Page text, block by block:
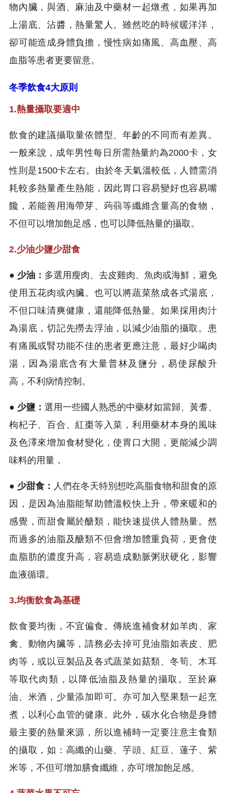
物內臟，與酒、麻油及中藥材一起燉煮，如果再加
上湯底、沾醬，熱量驚人。雖然吃的時候暖洋洋，
卻可能造成身體負擔，慢性病如痛風、高血壓、高
血脂等患者更要留意。
冬季飲食4大原則
1.熱量攝取要適中
飲食的建議攝取量依體型、年齡的不同而有差異。
一般來說，成年男性每日所需熱量約為2000卡，女
性則是1500卡左右。由於冬天氣溫較低，人體需消
耗較多熱量產生熱能，因此胃口容易變好也容易嘴
饞，若能善用海帶芽、蒟蒻等纖維含量高的食物，
不但可以增加飽足感，也可以降低熱量的攝取。
2.少油少鹽少甜食
● 少油： 多選用瘦肉、去皮雞肉、魚肉或海鮮，避免
使用五花肉或內臟。也可以將蔬菜熬成各式湯底，
不但口味清爽健康，還能降低熱量。如果採用肉汁
為湯底，切記先撈去浮油，以減少油脂的攝取。患
有痛風或腎功能不佳的患者更應注意，最好少喝肉
湯，因為湯底含有大量普林及鹽分，易使尿酸升
高，不利病情控制。
● 少鹽： 選用一些國人熟悉的中藥材如當歸、黃耆、
枸杞子、百合、紅棗等入菜，利用藥材本身的風味
及色澤來增加食材變化，使胃口大開，更能減少調
味料的用量，
● 少甜食： 人們在冬天特別想吃高脂食物和甜食的原
因，是因為油脂能幫助體溫較快上升，帶來暖和的
感覺，而甜食屬於醣類，能快速提供人體熱量。然
而過多的油脂及醣類不但會增加體重負荷，更會使
血脂肪的濃度升高，容易造成動脈粥狀硬化，影響
血液循環。
3.均衡飲食為基礎
飲食要均衡，不宜偏食。傳統進補食材如羊肉、家
禽、動物內臟等，請務必去掉可見油脂如表皮、肥
肉等，或以豆製品及各式蔬菜如菇類、冬筍、木耳
等取代肉類，以降低油脂及熱量的攝取。至於麻
油、米酒，少量添加即可。亦可加入堅果類一起烹
煮，以利心血管的健康。此外，碳水化合物是身體
最主要的熱量來源，所以進補時一定要注意主食類
的攝取，如：高纖的山藥、芋頭、紅豆、蓮子、紫
米等，不但可增加膳食纖維，亦可增加飽足感。